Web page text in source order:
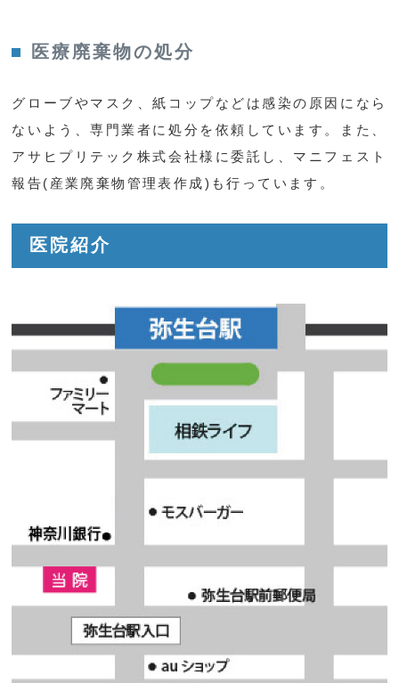
医療廃棄物の処分
グローブやマスク、紙コップなどは感染の原因になら
ないよう、専門業者に処分を依頼しています。また、
アサヒプリテック株式会社様に委託し、マニフェスト
報告(産業廃棄物管理表作成)も行っています。
医院紹介